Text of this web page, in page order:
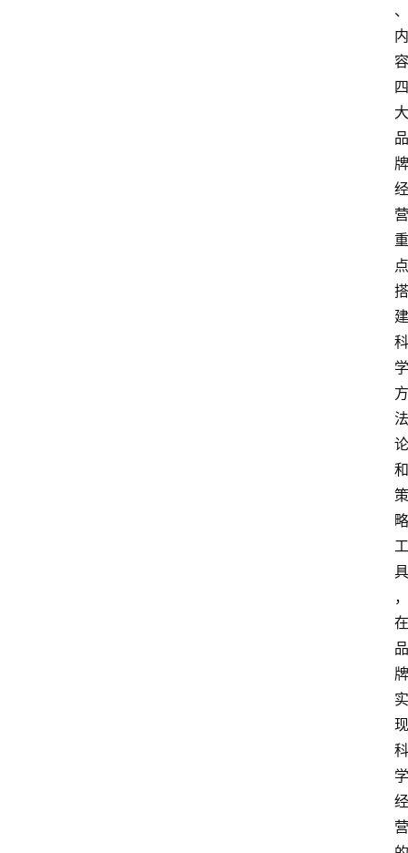
、
内
容
四
大
品
牌
经
营
重
点
搭
建
科
学
方
法
论
和
策
略
工
具
，
在
品
牌
实
现
科
学
经
营